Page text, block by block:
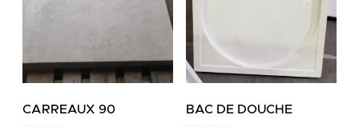
CARREAUX 90 BAC DE DOUCHE